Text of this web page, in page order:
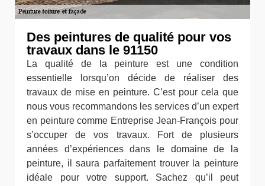
Des peintures de qualité pour vos
travaux dans le 91150
La qualité de la peinture est une condition
essentielle lorsqu’on décide de réaliser des
travaux de mise en peinture. C’est pour cela que
nous vous recommandons les services d’un expert
en peinture comme Entreprise Jean-François pour
s’occuper de vos travaux. Fort de plusieurs
années d’expériences dans le domaine de la
peinture, il saura parfaitement trouver la peinture
idéale pour votre support. Sachez qu’il peut